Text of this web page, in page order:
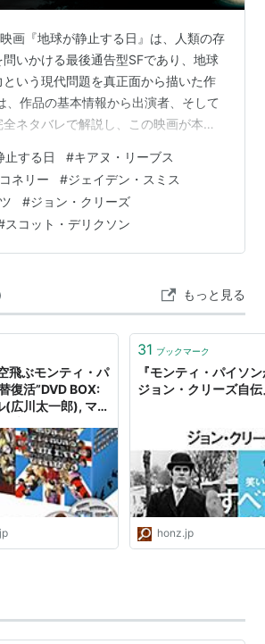
画『地球が静止する日』は、人類の存
いかける最後通告型SFであり、地球
いう現代問題を真正面から描いた作
、作品の基本情報から出演者、そして
ネタバレで解説し、この映画が本当
みます。 ※本ページはプロモーショ
。 作品概要 出演者（主要キャスト）
ネタバレ解説 この作品が伝えたかっ
公開：2008年12月（日本12月19日）
106分 製作国：アメリカ 監督：スコ
止する日 #キアヌ・リーブス
ネリー #ジェイデン・スミス
#ジョン・クリーズ
スコット・デリクソン
もっと見る
飛ぶモンティ・パ
復活”DVD BOX:
(広川太一郎), マイ
介), グレアム・
雄), テリー・ギリ
リー・ジョーンズ
31 ブックマーク
『モンティ・パイソ
ジョン・クリーズ自
honz.jp